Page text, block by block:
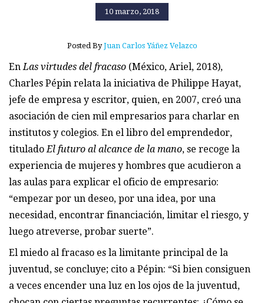
10 marzo, 2018
Posted ByJuan Carlos Yáñez Velazco
EnLas virtudes del fracaso (México, Ariel, 2018),
Charles Pépin relata la iniciativa de Philippe Hayat,
jefe de empresa y escritor, quien, en 2007, creó una
asociación de cien mil empresarios para charlar en
institutos y colegios. En el libro del emprendedor,
tituladoEl futuro al alcance de la mano, se recoge la
experiencia de mujeres y hombres que acudieron a
las aulas para explicar el oficio de empresario:
“empezar por un deseo, por una idea, por una
necesidad, encontrar financiación, limitar el riesgo, y
luego atreverse, probar suerte”.
El miedo al fracaso es la limitante principal de la
juventud, se concluye; cito a Pépin: “Si bien consiguen
a veces encender una luz en los ojos de la juventud,